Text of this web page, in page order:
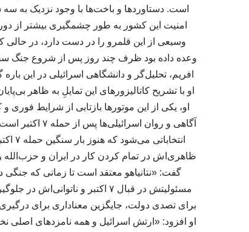
است. دستاوردها و باخت‌ها با وجود نزدیک به
وسیعی از این قلمرو را در دست دارد، در حالی
وعده داده بود ظرف چند روز پس از شروع جنگ
افریم، تحلیل‌گر و دانشگاهی اسرائیلی در این
او با تشریح کاتالیزورهای این تمایلِ به ظاهر
او، یکی از این موتورها بازتابی از شرایط فوری و
آگاهی و روان
گفت: «نتانیاهو معتقد است تا زمانی که جنگی
مسئولیتش در قبال ۷ اکتبر و
برای تصدی دولت، جایگزین معناداری برای
او افزود: «ارتش اسرائیل و همه نامزدهای اصلی